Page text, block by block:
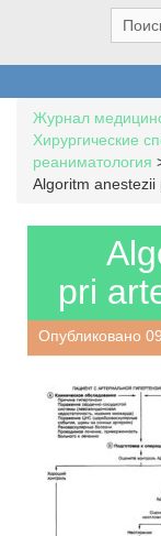
e
a
h
f
o
r
Журнал
Хирургические
реаниматология
Algoritm
pri
Опубликовано